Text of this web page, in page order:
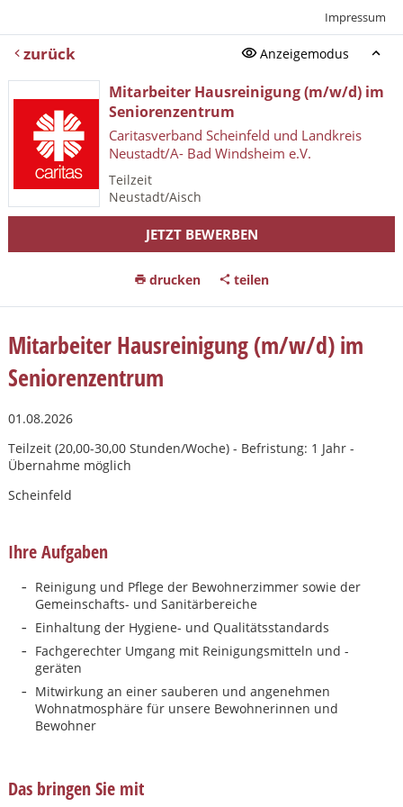
Impressum
zurück Anzeigemodus
Mitarbeiter Hausreinigung (m/w/d) im
Seniorenzentrum
Caritasverband Scheinfeld und Landkreis
Neustadt/A- Bad Windsheim e.V.
Teilzeit
Neustadt/Aisch
JETZT BEWERBEN
drucken teilen
Mitarbeiter Hausreinigung (m/w/d) im
Seniorenzentrum
01.08.2026
Teilzeit (20,00-30,00 Stunden/Woche) - Befristung: 1 Jahr -
Übernahme möglich
Scheinfeld
Ihre Aufgaben
Reinigung und Pflege der Bewohnerzimmer sowie der
Gemeinschafts- und Sanitärbereiche
Einhaltung der Hygiene- und Qualitätsstandards
Fachgerechter Umgang mit Reinigungsmitteln und -
geräten
Mitwirkung an einer sauberen und angenehmen
Wohnatmosphäre für unsere Bewohnerinnen und
Bewohner
Das bringen Sie mit